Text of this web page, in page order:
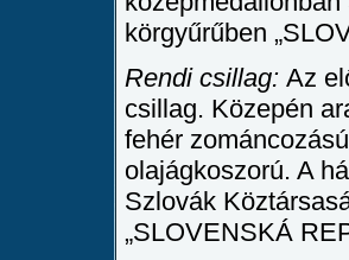
körgyűrűben
Rendi csillag: Az
csillag. Közepén
fehér
olajágkoszorú. A
Szlovák
„SLOVENSKÁ